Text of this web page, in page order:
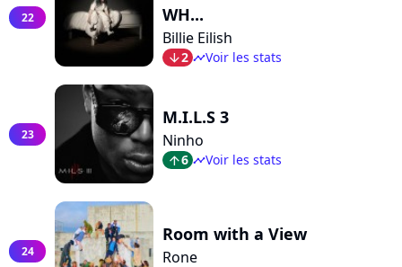
22
WH...
Billie Eilish
arrow_bot2 timelineVoir les stats
23
M.I.L.S 3
Ninho
arrow_top6 timelineVoir les stats
24
Room with a View
Rone